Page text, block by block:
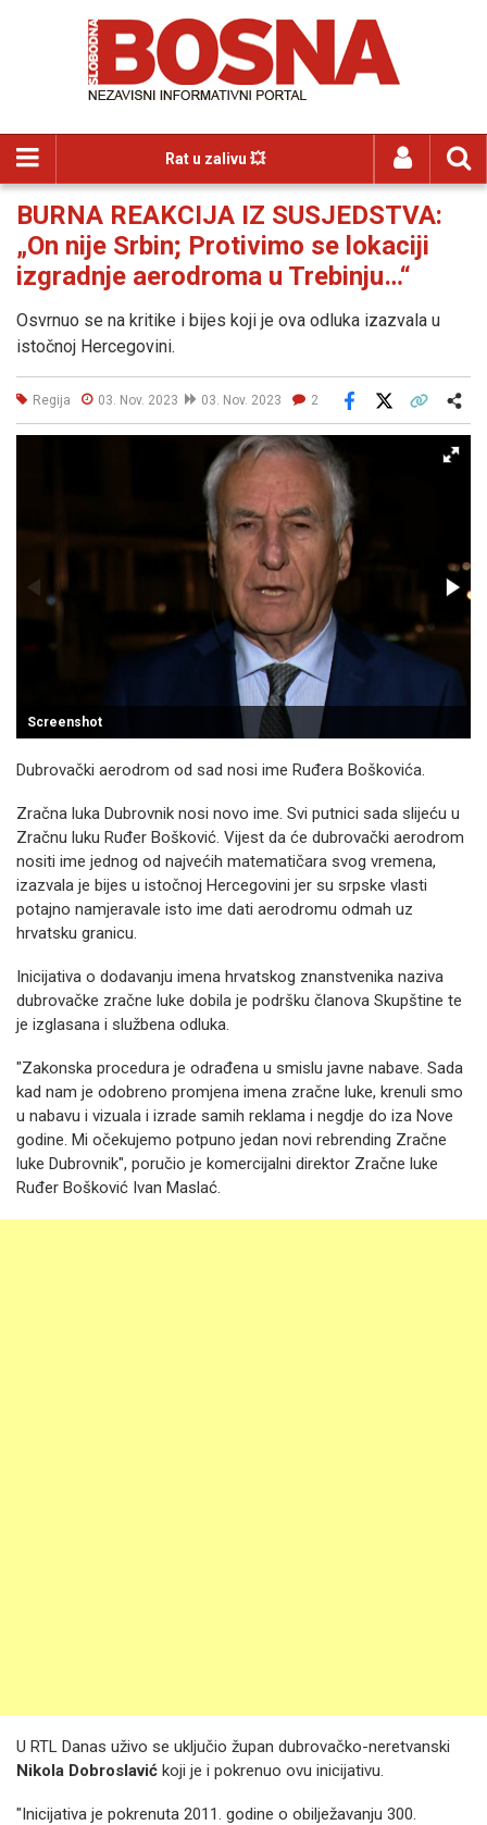
Rat u zalivu 💥
BURNA REAKCIJA IZ SUSJEDSTVA:
„On nije Srbin; Protivimo se lokaciji
izgradnje aerodroma u Trebinju…“
Osvrnuo se na kritike i bijes koji je ova odluka izazvala u
istočnoj Hercegovini.
Regija 03. Nov. 2023 03. Nov. 2023 2
Facebook
Screenshot
Dubrovački aerodrom od sad nosi ime Ruđera Boškovića.
Zračna luka Dubrovnik nosi novo ime. Svi putnici sada slijeću u
Zračnu luku Ruđer Bošković. Vijest da će dubrovački aerodrom
nositi ime jednog od najvećih matematičara svog vremena,
izazvala je bijes u istočnoj Hercegovini jer su srpske vlasti
potajno namjeravale isto ime dati aerodromu odmah uz
hrvatsku granicu.
Inicijativa o dodavanju imena hrvatskog znanstvenika naziva
dubrovačke zračne luke dobila je podršku članova Skupštine te
je izglasana i službena odluka.
"Zakonska procedura je odrađena u smislu javne nabave. Sada
kad nam je odobreno promjena imena zračne luke, krenuli smo
u nabavu i vizuala i izrade samih reklama i negdje do iza Nove
godine. Mi očekujemo potpuno jedan novi rebrending Zračne
luke Dubrovnik", poručio je komercijalni direktor Zračne luke
Ruđer Bošković Ivan Maslać.
U RTL Danas uživo se uključio župan dubrovačko-neretvanski
Nikola Dobroslavić koji je i pokrenuo ovu inicijativu.
"Inicijativa je pokrenuta 2011. godine o obilježavanju 300.